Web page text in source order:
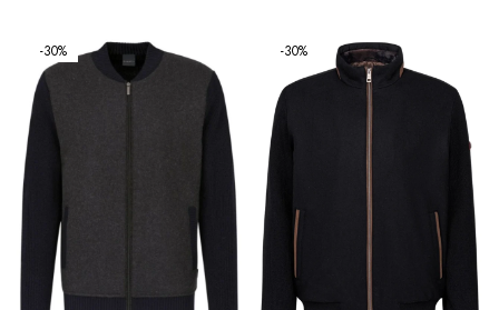
-30% -30%